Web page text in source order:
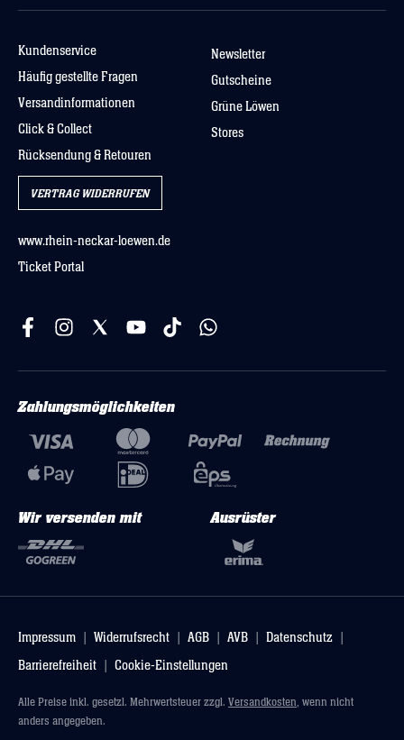
Kundenservice
Häufig gestellte Fragen
Versandinformationen
Click & Collect
Rücksendung & Retouren
Newsletter
Gutscheine
Grüne Löwen
Stores
VERTRAG WIDERRUFEN
www.rhein-neckar-loewen.de
Ticket Portal
Zahlungsmöglichkeiten
Wir versenden mit Ausrüster
Impressum Widerrufsrecht AGB AVB Datenschutz
Barrierefreiheit Cookie-Einstellungen
Alle Preise inkl. gesetzl. Mehrwertsteuer zzgl. Versandkosten, wenn nicht
anders angegeben.